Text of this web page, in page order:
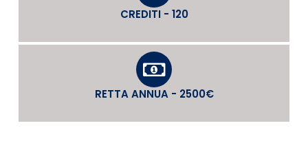
CREDITI - 120
RETTA ANNUA - 2500€